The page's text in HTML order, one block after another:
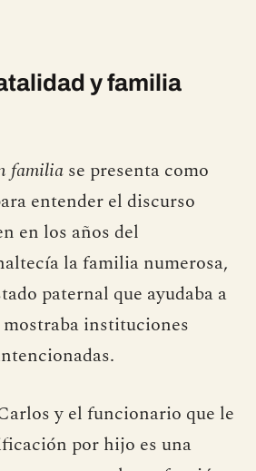
y familia
familia se presenta como
entender el discurso
en los años del
la familia numerosa,
paternal que ayudaba a
mostraba instituciones
y el funcionario que le
por hijo es una